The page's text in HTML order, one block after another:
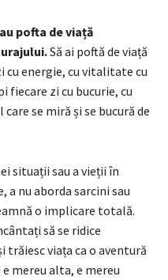
pofta de viață
Să ai poftă de viață
cu energie, cu vitalitate cu
fiecare zi cu bucurie, cu
se miră și se bucură de
situații sau a vieții în
a nu aborda sarcini sau
o implicare totală.
să se ridice
trăiesc viața ca o aventură
mereu alta, e mereu